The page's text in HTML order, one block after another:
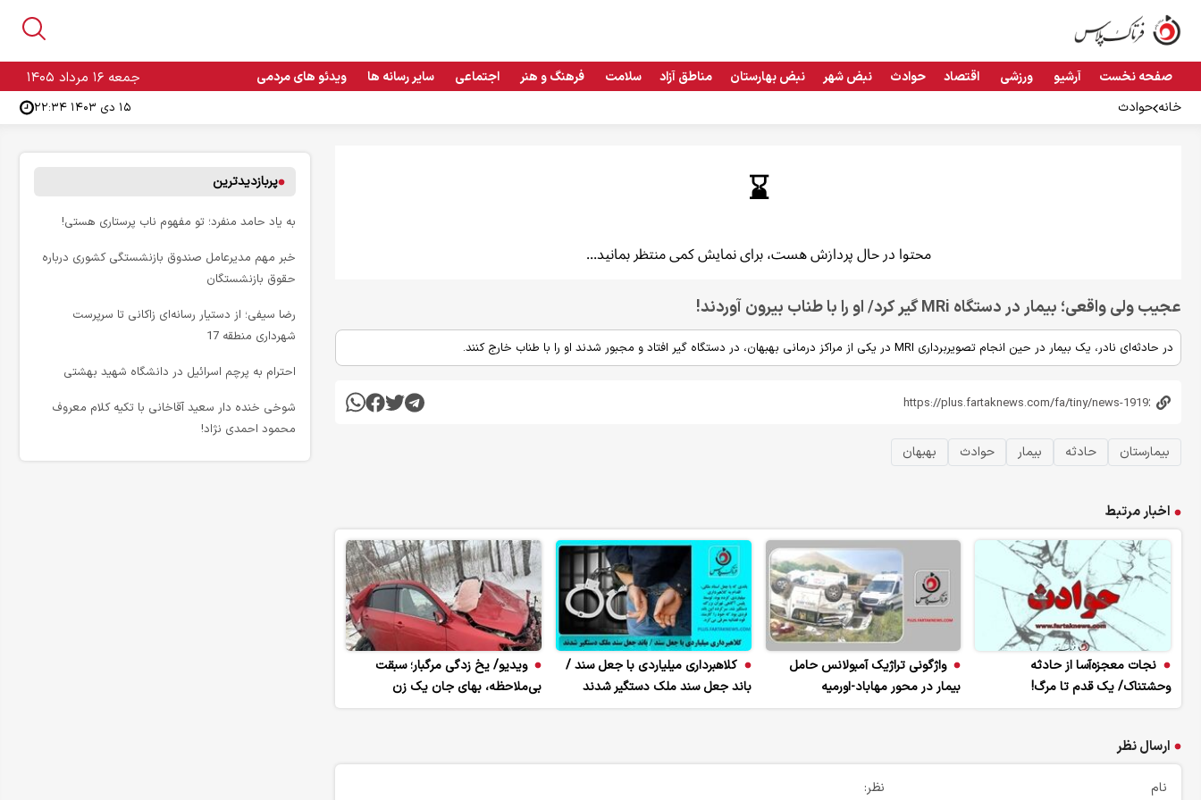
صفحه نخست آرشیو ورزشی اقتصاد حوادث نبض شهر نبض بهارستان مناطق آزاد سلامت فرهنگ و هنر اجتماعی سایر رسانه ها ویدئو های مردمی جمعه ۱۶ مرداد ۱۴۰۵
خانه حوادث ۱۵ دی ۱۴۰۳ ۲۲:۳۴
عجیب ولی واقعی؛ بیمار در دستگاه MRi گیر کرد/ او را با طناب بیرون آوردند!
در حادثه‌ای نادر، یک بیمار در حین انجام تصویربرداری MRI در یکی از مراکز درمانی بهبهان، در دستگاه گیر افتاد و مجبور شدند او را با طناب خارج کنند.
بیمارستان حادثه بیمار حوادث بهبهان
اخبار مرتبط
نجات معجزه‌آسا از حادثه
وحشتناک/ یک قدم تا مرگ!
واژگونی تراژیک آمبولانس حامل
بیمار در محور مهاباد-اورمیه
کلاهبرداری میلیاردی با جعل سند /
باند جعل سند ملک دستگیر شدند
ویدیو/ یخ زدگی مرگبار؛ سبقت
بی‌ملاحظه، بهای جان یک زن
ارسال نظر
نام نظر:
پربازدیدترین
به یاد حامد منفرد؛ تو مفهوم ناب پرستاری هستی!
خبر مهم مدیرعامل صندوق بازنشستگی کشوری درباره
حقوق بازنشستگان
رضا سیفی؛ از دستیار رسانه‌ای زاکانی تا سرپرست
شهرداری منطقه 17
احترام به پرچم اسرائیل در دانشگاه شهید بهشتی
شوخی خنده دار سعید آقاخانی با تکیه کلام معروف
محمود احمدی نژاد!